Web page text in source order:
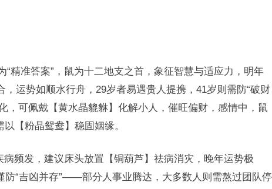
“精准答案”，鼠为十二地支之首，象征智慧与适应力，明年
，运势如顺水行舟，29岁者易遇贵人提携，41岁则需防“破财
，可佩戴【黄水晶貔貅】化解小人，催旺偏财，感情中，鼠
【粉晶鸳鸯】稳固姻缘。
病频发，建议床头放置【铜葫芦】祛病消灾，晚年运势极
防“吉凶并存”——部分人事业腾达，大多数人则需熬过团队停